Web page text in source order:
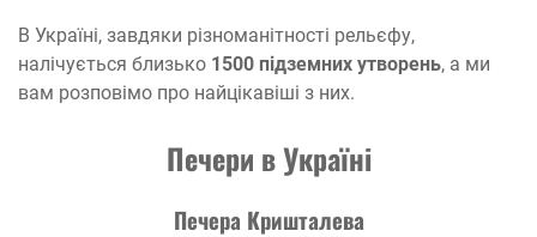
В Україні, завдяки різноманітності рельєфу,
налічується близько 1500 підземних утворень, а ми
вам розповімо про найцікавіші з них.
Печери в Україні
Печера Кришталева